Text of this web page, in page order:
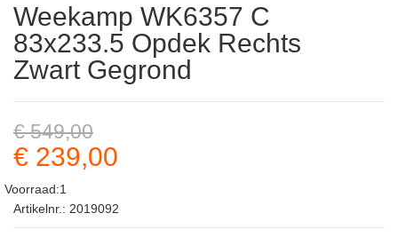
Weekamp WK6357 C
83x233.5 Opdek Rechts
Zwart Gegrond
€ 549,00
€ 239,00
Voorraad:1
Artikelnr.: 2019092